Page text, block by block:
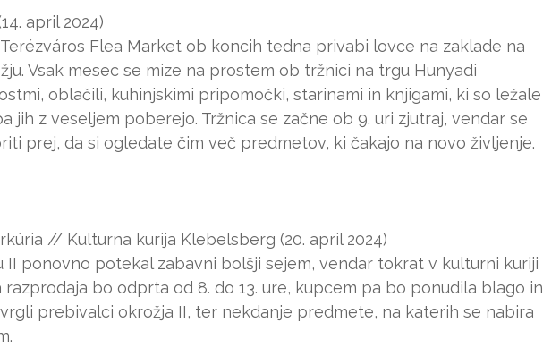
april 2024)
Flea Market ob koncih tedna privabi lovce na zaklade na
Vsak mesec se mize na prostem ob tržnici na trgu Hunyadi
oblačili, kuhinjskimi pripomočki, starinami in knjigami, ki so ležale
jih z veseljem poberejo. Tržnica se začne ob 9. uri zjutraj, vendar se
prej, da si ogledate čim več predmetov, ki čakajo na novo življenje.
// Kulturna kurija Klebelsberg (20. april 2024)
II ponovno potekal zabavni bolšji sejem, vendar tokrat v kulturni kuriji
razprodaja bo odprta od 8. do 13. ure, kupcem pa bo ponudila blago in
prebivalci okrožja II, ter nekdanje predmete, na katerih se nabira